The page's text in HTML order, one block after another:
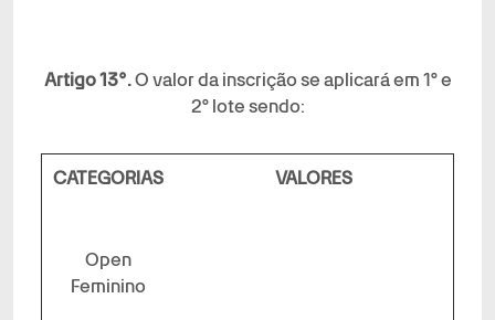
Artigo 13°.O valor da inscrição se aplicará em 1º e
2º lote sendo:
CATEGORIAS VALORES
Open
Feminino